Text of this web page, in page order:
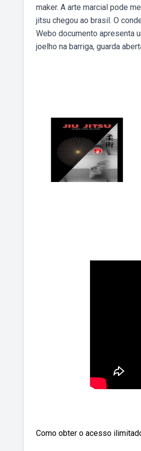
maker. A arte marcial pode
jitsu chegou ao brasil. O
Webo documento apresenta
joelho na barriga, guarda
Como obter o acesso